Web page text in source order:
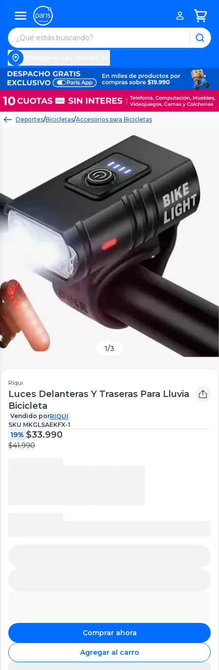
Deportes/Bicicletas/Accesorios para Bicicletas
1/3
Riqui
Luces Delanteras Y Traseras Para Lluvia
Bicicleta
Vendido porRIQUI
SKU MKGLSAEKFX-1
19% $33.990
$41.990
Comprar ahora
Agregar al carro